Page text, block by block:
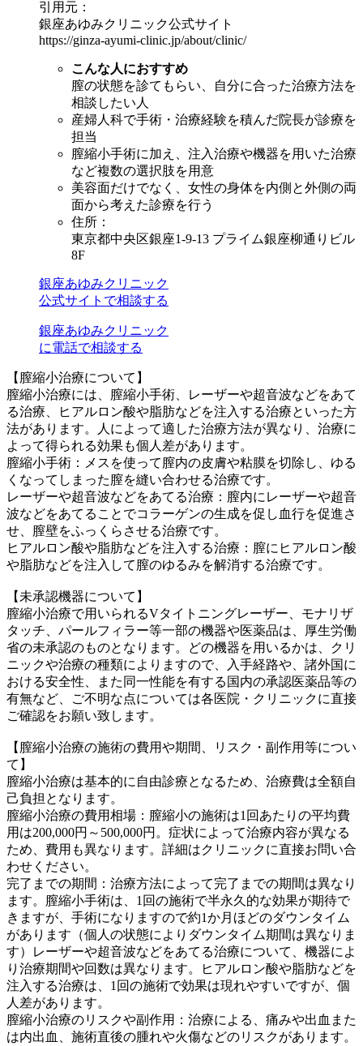
引用元：
銀座あゆみクリニック公式サイト
https://ginza-ayumi-clinic.jp/about/clinic/
こんな人におすすめ
膣の状態を診てもらい、自分に合った治療方法を
相談したい人
産婦人科で手術・治療経験を積んだ院長が診療を
担当
膣縮小手術に加え、注入治療や機器を用いた治療
など複数の選択肢を用意
美容面だけでなく、女性の身体を内側と外側の両
面から考えた診療を行う
住所：
東京都中央区銀座1-9-13 プライム銀座柳通りビル
8F
銀座あゆみクリニック
公式サイトで相談する
銀座あゆみクリニック
に電話で相談する
【膣縮小治療について】
膣縮小治療には、膣縮小手術、レーザーや超音波などをあて
る治療、ヒアルロン酸や脂肪などを注入する治療といった方
法があります。人によって適した治療方法が異なり、治療に
よって得られる効果も個人差があります。
膣縮小手術：メスを使って膣内の皮膚や粘膜を切除し、ゆる
くなってしまった膣を縫い合わせる治療です。
レーザーや超音波などをあてる治療：膣内にレーザーや超音
波などをあてることでコラーゲンの生成を促し血行を促進さ
せ、膣壁をふっくらさせる治療です。
ヒアルロン酸や脂肪などを注入する治療：膣にヒアルロン酸
や脂肪などを注入して膣のゆるみを解消する治療です。
【未承認機器について】
膣縮小治療で用いられるVタイトニングレーザー、モナリザ
タッチ、パールフィラー等一部の機器や医薬品は、厚生労働
省の未承認のものとなります。どの機器を用いるかは、クリ
ニックや治療の種類によりますので、入手経路や、諸外国に
おける安全性、また同一性能を有する国内の承認医薬品等の
有無など、ご不明な点については各医院・クリニックに直接
ご確認をお願い致します。
【膣縮小治療の施術の費用や期間、リスク・副作用等につい
て】
膣縮小治療は基本的に自由診療となるため、治療費は全額自
己負担となります。
膣縮小治療の費用相場：膣縮小の施術は1回あたりの平均費
用は200,000円～500,000円。症状によって治療内容が異なる
ため、費用も異なります。詳細はクリニックに直接お問い合
わせください。
完了までの期間：治療方法によって完了までの期間は異なり
ます。膣縮小手術は、1回の施術で半永久的な効果が期待で
きますが、手術になりますので約1か月ほどのダウンタイム
があります（個人の状態によりダウンタイム期間は異なりま
す）レーザーや超音波などをあてる治療について、機器によ
り治療期間や回数は異なります。ヒアルロン酸や脂肪などを
注入する治療は、1回の施術で効果は現れやすいですが、個
人差があります。
膣縮小治療のリスクや副作用：治療による、痛みや出血また
は内出血、施術直後の腫れや火傷などのリスクがあります。